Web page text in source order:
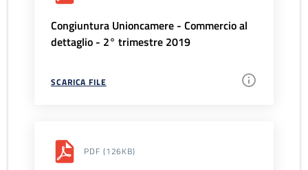
Congiuntura Unioncamere - Commercio al
dettaglio - 2° trimestre 2019
SCARICA FILE
PDF (126KB)